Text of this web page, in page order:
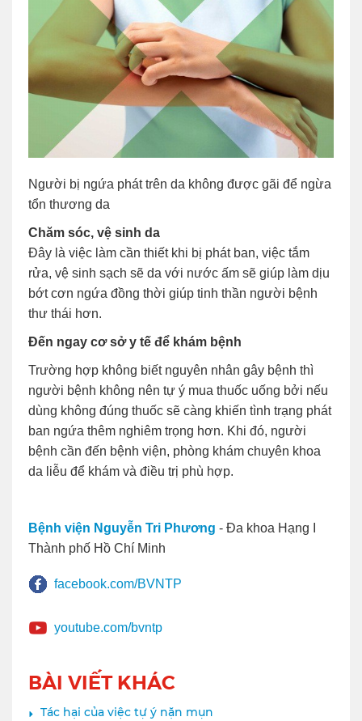
Người bị ngứa phát trên da không được gãi để ngừa
tổn thương da
Chăm sóc, vệ sinh da
Đây là việc làm cần thiết khi bị phát ban, việc tắm
rửa, vệ sinh sạch sẽ da với nước ấm sẽ giúp làm dịu
bớt cơn ngứa đồng thời giúp tinh thần người bệnh
thư thái hơn.
Đến ngay cơ sở y tế để khám bệnh
Trường hợp không biết nguyên nhân gây bệnh thì
người bệnh không nên tự ý mua thuốc uống bởi nếu
dùng không đúng thuốc sẽ càng khiến tình trạng phát
ban ngứa thêm nghiêm trọng hơn. Khi đó, người
bệnh cần đến bệnh viện, phòng khám chuyên khoa
da liễu để khám và điều trị phù hợp.
Bệnh viện Nguyễn Tri Phương - Đa khoa Hạng I
Thành phố Hồ Chí Minh
facebook.com/BVNTP
youtube.com/bvntp
BÀI VIẾT KHÁC
Tác hại của việc tự ý nặn mụn